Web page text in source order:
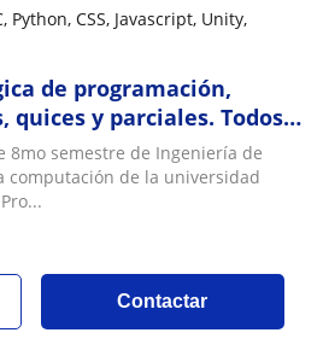
Python, CSS, Javascript, Unity,
de programación,
quices y parciales. Todos
8mo semestre de Ingeniería de
computación de la universidad
Contactar